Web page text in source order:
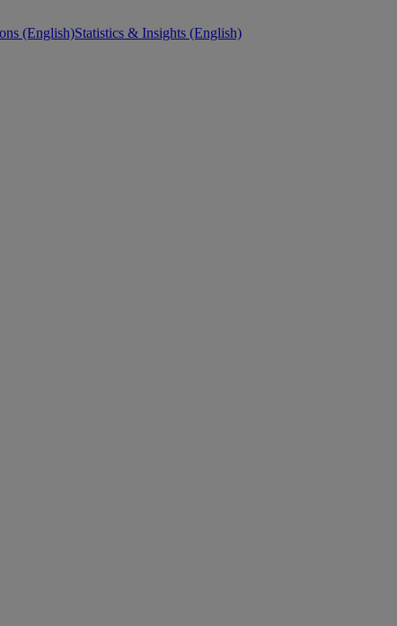
(English)Statistics & Insights (English)